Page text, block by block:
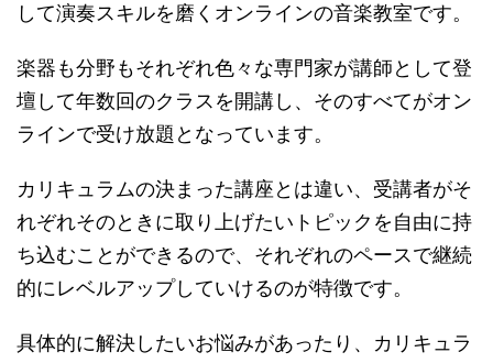
して演奏スキルを磨くオンラインの音楽教室です。
楽器も分野もそれぞれ色々な専門家が講師として登
壇して年数回のクラスを開講し、そのすべてがオン
ラインで受け放題となっています。
カリキュラムの決まった講座とは違い、受講者がそ
れぞれそのときに取り上げたいトピックを自由に持
ち込むことができるので、それぞれのペースで継続
的にレベルアップしていけるのが特徴です。
具体的に解決したいお悩みがあったり、カリキュラ